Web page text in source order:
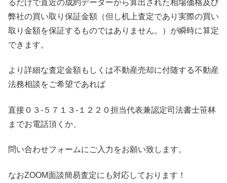
るだけで直近の成約データーから算出された相場価格及び
弊社の買い取り保証金額（但し机上査定であり実際の買い
取り金額を保証するものではありません。）が瞬時に算定
できます。
より詳細な査定金額もしくは不動産売却に付随する不動産
法務相談をご希望であれば
直接０３-５７１３-１２２０担当代表兼認定司法書士笹林
までお電話頂くか、
問い合わせフォームにご入力をお願い致します。
なおZOOM面談簡易査定にも対応しております！